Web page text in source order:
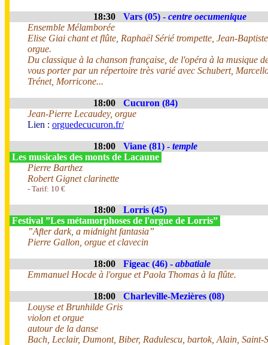
18:30 Vars (05) - centre oecumenique
Ensemble Mélamborée
Elise Giai chant et flûte, Raphaël Sérié trompette, Jean-
orgue.
Du classique à la chanson française, de l'opéra à la musique
vous porter par un répertoire très varié avec Schubert,
Trénet, Morricone...
18:00
Cucuron (84)
Jean-Pierre Lecaudey, orgue
Lien : orguedecucuron.fr/
18:00 Viane (81) - temple
Les musicales des monts de Lacaune
Pierre Barthez
Robert Gignet clarinette
- Tarif: 10 €
18:00
Lorris (45)
Festival ”Les métamorphoses de l'orgue de Lorris”
”After dark, a midnight fantasia”
Pierre Gallon, orgue et clavecin
18:00 Figeac (46) - abbatiale
Emmanuel Hocde à l'orgue et Paola Thomas à la flûte.
18:00
Charleville-Mezières (08)
Louyse et Brunhilde Gris
violon et orgue
autour de la danse
Bach, Leclair, Dumont, Biber, Radulescu, bartok, Alain, Saint-